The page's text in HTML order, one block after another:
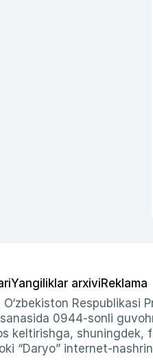
Yangiliklar arxiviReklama
Respublikasi
0944-sonli
keltirishga,
“Daryo” internet-